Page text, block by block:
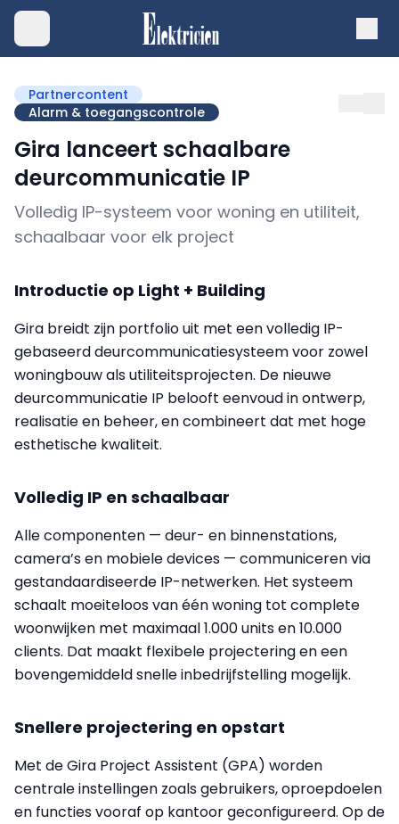
Partnercontent
Alarm & toegangscontrole
Gira lanceert schaalbare
deurcommunicatie IP
Volledig IP-systeem voor woning en utiliteit,
schaalbaar voor elk project
Introductie op Light + Building
Gira breidt zijn portfolio uit met een volledig IP-
gebaseerd deurcommunicatiesysteem voor zowel
woningbouw als utiliteitsprojecten. De nieuwe
deurcommunicatie IP belooft eenvoud in ontwerp,
realisatie en beheer, en combineert dat met hoge
esthetische kwaliteit.
Volledig IP en schaalbaar
Alle componenten — deur- en binnenstations,
camera’s en mobiele devices — communiceren via
gestandaardiseerde IP-netwerken. Het systeem
schaalt moeiteloos van één woning tot complete
woonwijken met maximaal 1.000 units en 10.000
clients. Dat maakt flexibele projectering en een
bovengemiddeld snelle inbedrijfstelling mogelijk.
Snellere projectering en opstart
Met de Gira Project Assistent (GPA) worden
centrale instellingen zoals gebruikers, oproepdoelen
en functies vooraf op kantoor geconfigureerd. Op de